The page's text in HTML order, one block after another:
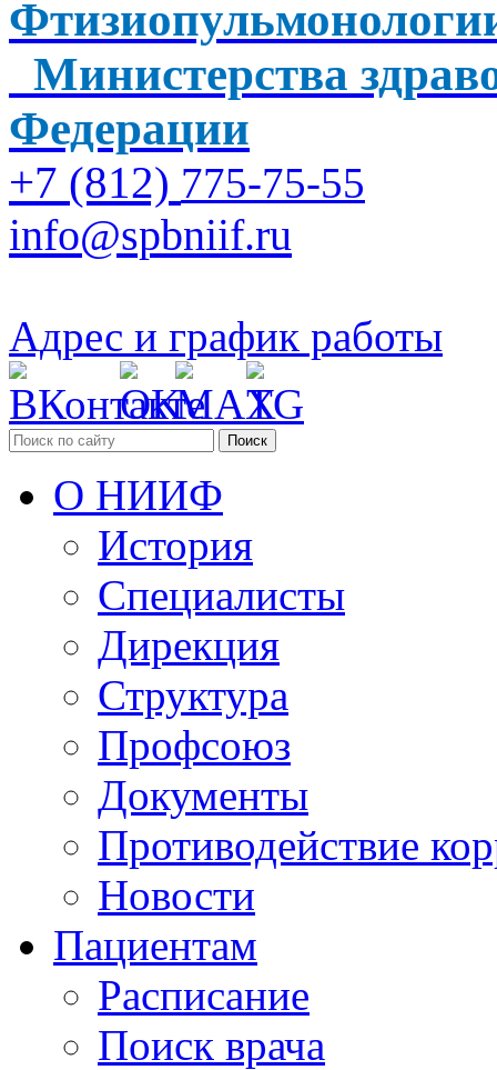
Министерства
Федерации
+7 (812) 775-75-55
info@spbniif.ru
Адрес и график работы
Поиск
О НИИФ
История
Специалисты
Дирекция
Структура
Профсоюз
Документы
Противодействие
Новости
Пациентам
Расписание
Поиск врача